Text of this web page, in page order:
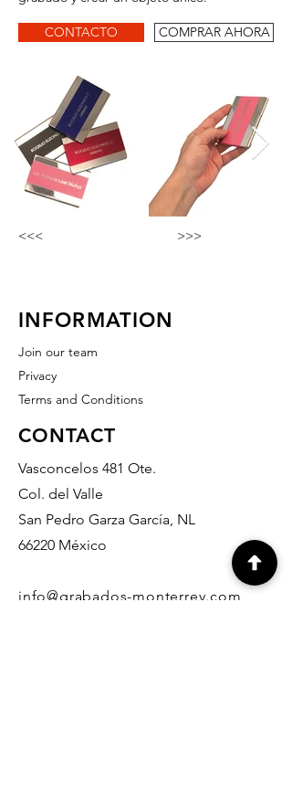
CONTACTO COMPRAR AHORA
<<< >>>
INFORMATION
Join our team
Privacy
Terms and Conditions
CONTACT
Vasconcelos 481 Ote.
Col. del Valle
San Pedro Garza García, NL
66220 México
info@grabados-monterrey.com